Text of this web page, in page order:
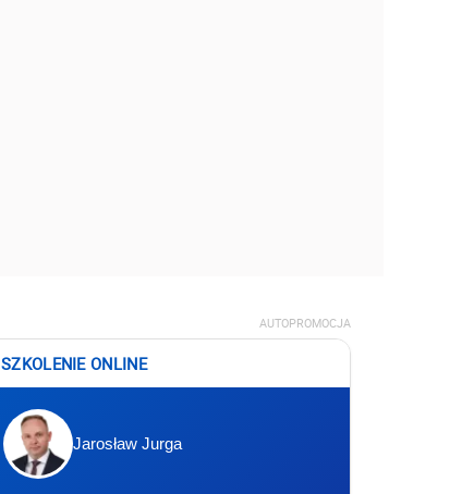
AUTOPROMOCJA
SZKOLENIE ONLINE
Jarosław Jurga